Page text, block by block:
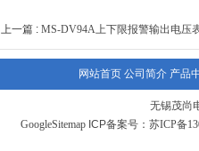
上一篇 : MS-DV94A上下限报警输出电压
网站首页 公司简介 产品
无锡茂尚
GoogleSitemapICP备案号： 苏ICP备